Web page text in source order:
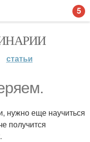
статьи
нужно еще научиться
получится
5